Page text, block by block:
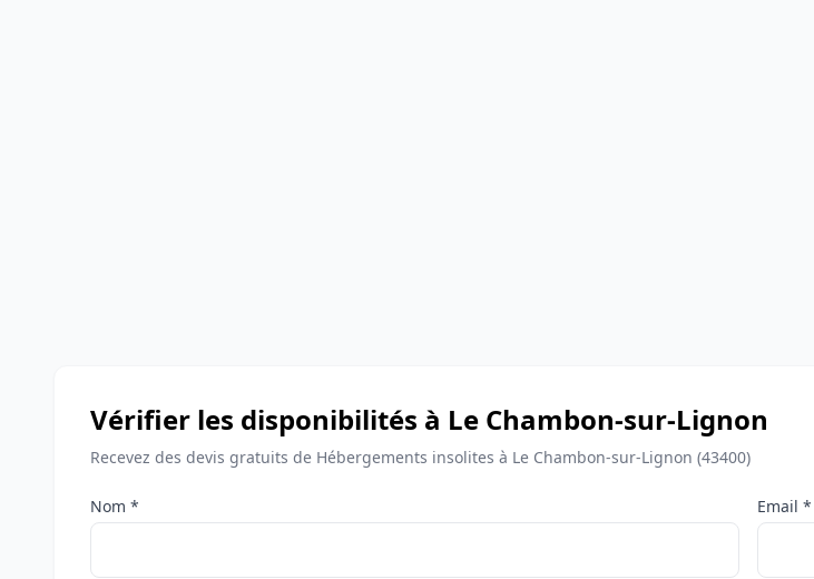
Vérifier les disponibilités à Le Chambon-sur-Lignon
Recevez des devis gratuits de Hébergements insolites à Le Chambon-sur-Lignon (43400)
Nom * Email *